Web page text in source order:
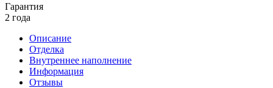
Гарантия
2 года
Описание
Отделка
Внутреннее наполнение
Информация
Отзывы